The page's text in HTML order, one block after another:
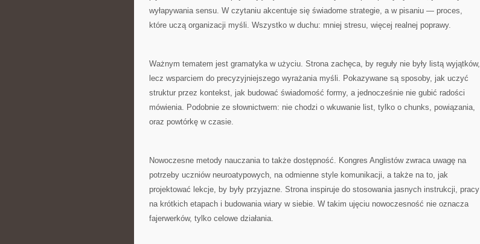
wyłapywania sensu. W czytaniu akcentuje się świadome strategie, a w pisaniu — proces,
które uczą organizacji myśli. Wszystko w duchu: mniej stresu, więcej realnej poprawy.
Ważnym tematem jest gramatyka w użyciu. Strona zachęca, by reguły nie były listą wyjątków,
lecz wsparciem do precyzyjniejszego wyrażania myśli. Pokazywane są sposoby, jak uczyć
struktur przez kontekst, jak budować świadomość formy, a jednocześnie nie gubić radości
mówienia. Podobnie ze słownictwem: nie chodzi o wkuwanie list, tylko o chunks, powiązania,
oraz powtórkę w czasie.
Nowoczesne metody nauczania to także dostępność. Kongres Anglistów zwraca uwagę na
potrzeby uczniów neuroatypowych, na odmienne style komunikacji, a także na to, jak
projektować lekcje, by były przyjazne. Strona inspiruje do stosowania jasnych instrukcji, pracy
na krótkich etapach i budowania wiary w siebie. W takim ujęciu nowoczesność nie oznacza
fajerwerków, tylko celowe działania.